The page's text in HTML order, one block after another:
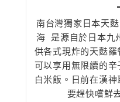
南台灣獨家日本天
海 是源自於日本九
供各式現炸的天麩
可以享用無限續的
白米飯。日前在漢
要趕快嚐鮮